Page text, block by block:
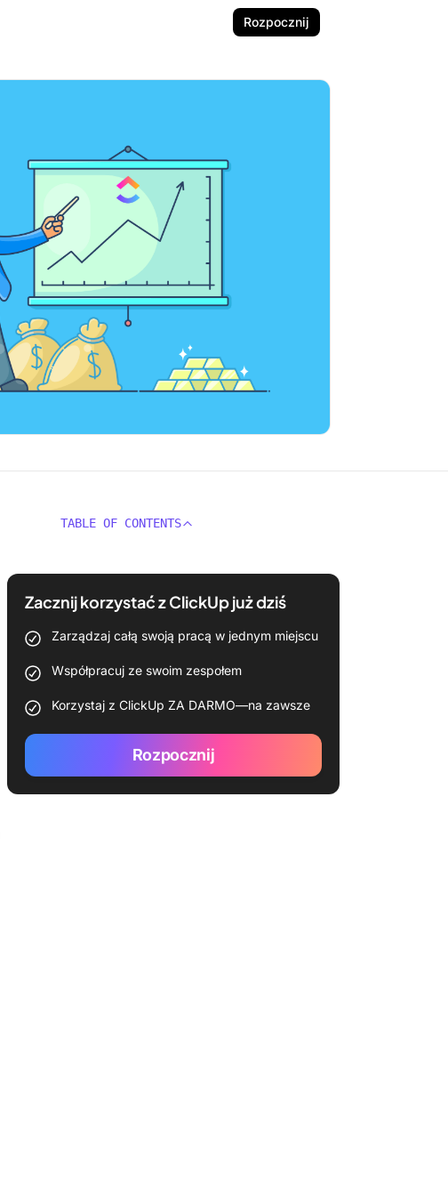
Rozpocznij
TABLE OF CONTENTS
Zacznij korzystać z ClickUp już dziś
Zarządzaj całą swoją pracą w jednym miejscu
Współpracuj ze swoim zespołem
Korzystaj z ClickUp ZA DARMO—na zawsze
Rozpocznij